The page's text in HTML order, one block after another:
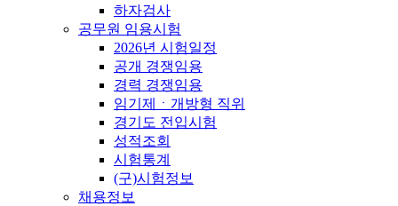
하자검사
공무원 임용시험
2026년 시험일정
공개 경쟁임용
경력 경쟁임용
임기제ㆍ개방형 직위
경기도 전입시험
성적조회
시험통계
(구)시험정보
채용정보